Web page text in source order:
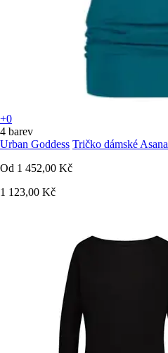
+0
4 barev
Urban Goddess Tričko dámské Asana
Od 1 452,00 Kč
1 123,00 Kč